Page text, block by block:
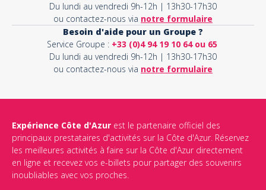
Du lundi au vendredi 9h-12h | 13h30-17h30
ou contactez-nous via notre formulaire
Besoin d'aide pour un Groupe ?
Service Groupe : +33 (0)4 94 19 10 64 ou 65
Du lundi au vendredi 9h-12h | 13h30-17h30
ou contactez-nous via notre formulaire
Expérience Côte d'Azur est le partenaire officiel des
principaux prestataires d'activités sur la Côte d'Azur. Réservez
les meilleures activités à faire sur la Côte d'Azur directement
en ligne et recevez vos e-billets pour partager des souvenirs
inoubliables avec vos proches.